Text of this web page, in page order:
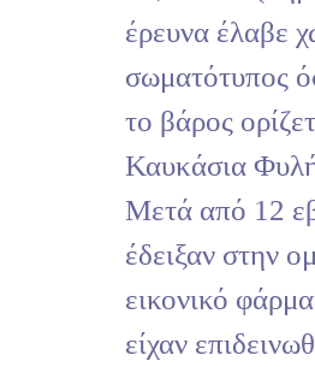
έρευνα έλαβε
σωματότυπος
το βάρος
Καυκάσια
Μετά από 12
έδειξαν στην
εικονικό
είχαν